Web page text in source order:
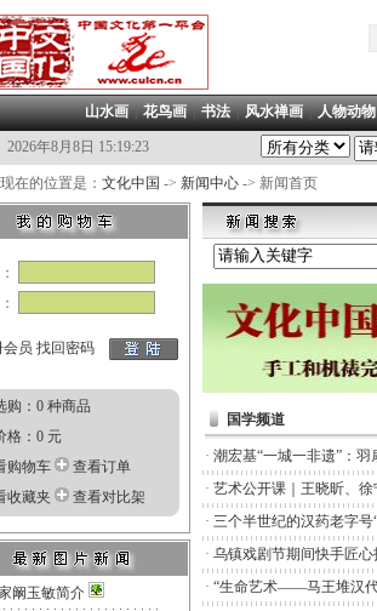
山水画|花鸟画|书法|风水禅画|人物动物
2026年8月8日 15:19:24
在的位置是： 文化中国 -> 新闻中心 -> 新闻首页
会员 找回密码
购：0 种商品
格：0 元
购物车
查看订单
收藏夹
查看对比架
阚玉敏简介
国学频道
· 潮宏基“一城一非遗”：
· 艺术公开课｜王晓昕、
· 三个半世纪的汉药老字号
· 乌镇戏剧节期间快手匠
· “生命艺术——马王堆汉